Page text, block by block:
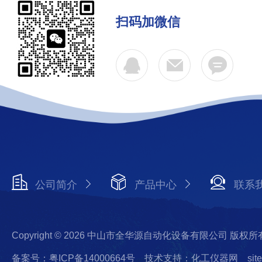
扫码加微信
公司简介 产品中心 联系
Copyright © 2026 中山市全华源自动化设备有限公司 版权所
备案号：粤ICP备14000664号 技术支持：化工仪器网